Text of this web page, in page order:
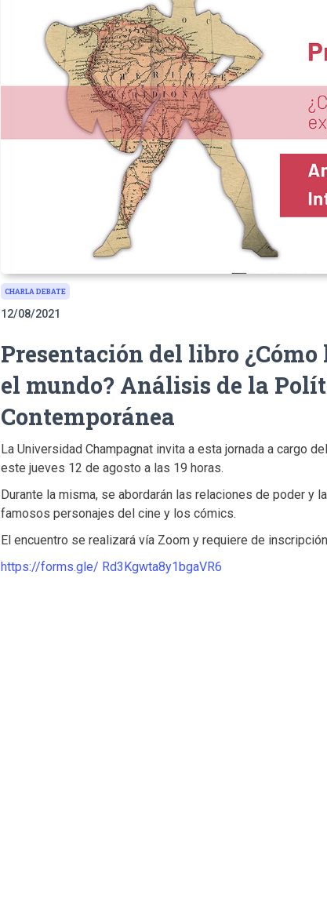
CHARLA DEBATE
12/08/2021
Presentación del libro
el mundo? Análisis de la
Contemporánea
La Universidad Champagnat invita a esta jornada a cargo
este jueves 12 de agosto a las 19 horas.
Durante la misma, se abordarán las relaciones de poder y
famosos personajes del cine y los cómics.
El encuentro se realizará vía Zoom y requiere de
https://forms.gle/ Rd3Kgwta8y1bgaVR6